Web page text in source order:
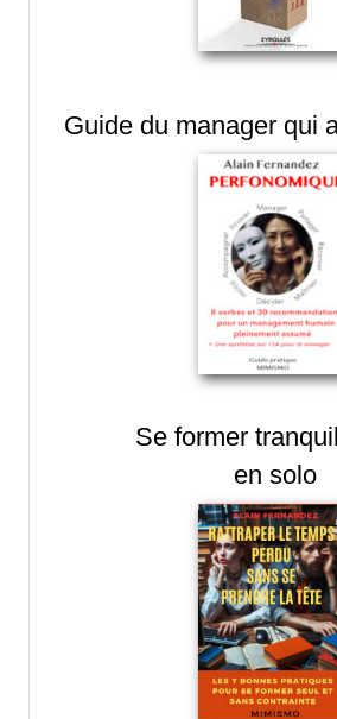
Guide du manager qui
Se former
en solo